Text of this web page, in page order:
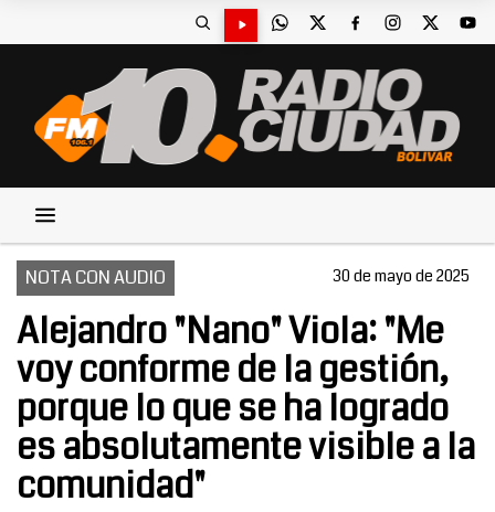
NOTA CON AUDIO 30 de mayo de 2025
Alejandro "Nano" Viola: "Me
voy conforme de la gestión,
porque lo que se ha logrado
es absolutamente visible a la
comunidad"